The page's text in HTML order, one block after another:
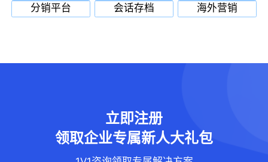
分销平台
会话存档 海外营销
立即注册
领取企业专属新人大礼包